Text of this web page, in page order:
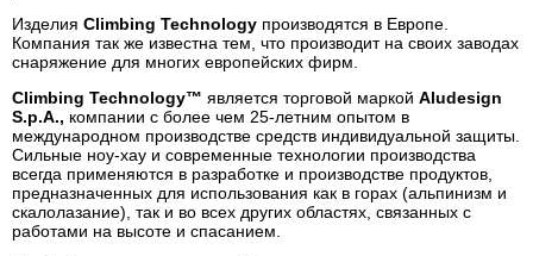
Изделия Climbing Technology производятся в Европе.
Компания так же известна тем, что производит на своих заводах
снаряжение для многих европейских фирм.
Climbing Technology™ является торговой маркой Aludesign
S.p.A., компании с более чем 25-летним опытом в
международном производстве средств индивидуальной защиты.
Сильные ноу-хау и современные технологии производства
всегда применяются в разработке и производстве продуктов,
предназначенных для использования как в горах (альпинизм и
скалолазание), так и во всех других областях, связанных с
работами на высоте и спасанием.